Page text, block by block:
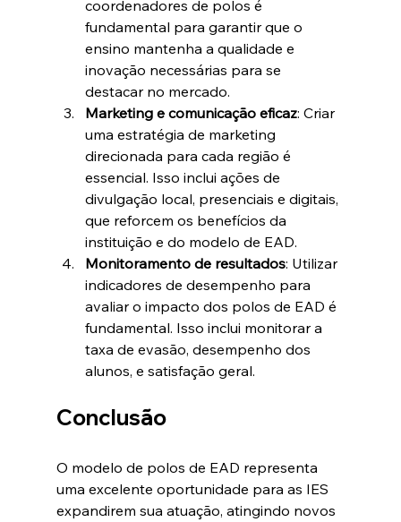
coordenadores de polos é
fundamental para garantir que o
ensino mantenha a qualidade e
inovação necessárias para se
destacar no mercado.
Marketing e comunicação eficaz: Criar
uma estratégia de marketing
direcionada para cada região é
essencial. Isso inclui ações de
divulgação local, presenciais e digitais,
que reforcem os benefícios da
instituição e do modelo de EAD.
Monitoramento de resultados: Utilizar
indicadores de desempenho para
avaliar o impacto dos polos de EAD é
fundamental. Isso inclui monitorar a
taxa de evasão, desempenho dos
alunos, e satisfação geral.
Conclusão
O modelo de polos de EAD representa
uma excelente oportunidade para as IES
expandirem sua atuação, atingindo novos